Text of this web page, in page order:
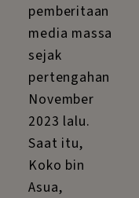
pemberitaan
media massa
sejak
pertengahan
November
2023 lalu.
Saat itu,
Koko bin
Asua,